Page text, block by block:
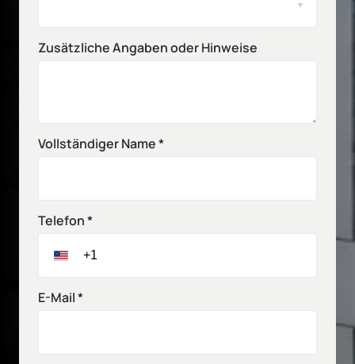
Zusätzliche Angaben oder Hinweise
Vollständiger Name *
Telefon *
E-Mail *